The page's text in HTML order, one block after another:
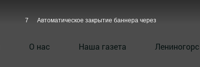
О нас Наша газета
7 Автоматическое закрытие баннера через